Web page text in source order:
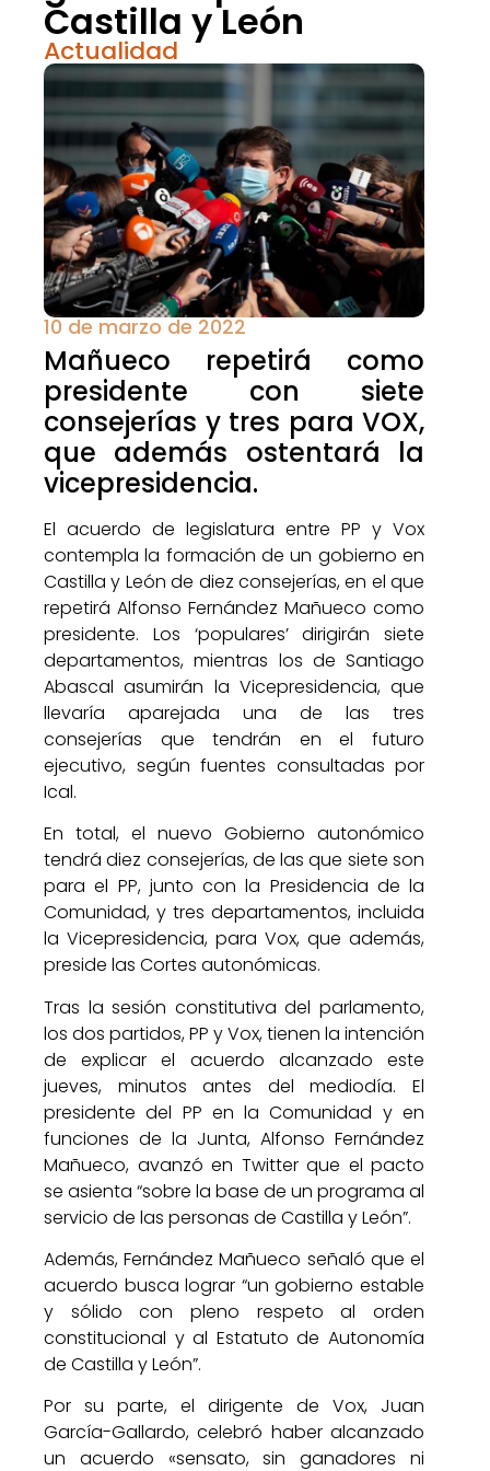
Castilla y León
Actualidad
10 de marzo de 2022
Mañueco repetirá como
presidente con siete
consejerías y tres para VOX,
que además ostentará la
vicepresidencia.
El acuerdo de legislatura entre PP y Vox
contempla la formación de un gobierno en
Castilla y León de diez consejerías, en el que
repetirá Alfonso Fernández Mañueco como
presidente. Los ‘populares’ dirigirán siete
departamentos, mientras los de Santiago
Abascal asumirán la Vicepresidencia, que
llevaría aparejada una de las tres
consejerías que tendrán en el futuro
ejecutivo, según fuentes consultadas por
Ical.
En total, el nuevo Gobierno autonómico
tendrá diez consejerías, de las que siete son
para el PP, junto con la Presidencia de la
Comunidad, y tres departamentos, incluida
la Vicepresidencia, para Vox, que además,
preside las Cortes autonómicas.
Tras la sesión constitutiva del parlamento,
los dos partidos, PP y Vox, tienen la intención
de explicar el acuerdo alcanzado este
jueves, minutos antes del mediodía. El
presidente del PP en la Comunidad y en
funciones de la Junta, Alfonso Fernández
Mañueco, avanzó en Twitter que el pacto
se asienta “sobre la base de un programa al
servicio de las personas de Castilla y León”.
Además, Fernández Mañueco señaló que el
acuerdo busca lograr “un gobierno estable
y sólido con pleno respeto al orden
constitucional y al Estatuto de Autonomía
de Castilla y León”.
Por su parte, el dirigente de Vox, Juan
García-Gallardo, celebró haber alcanzado
un acuerdo «sensato, sin ganadores ni